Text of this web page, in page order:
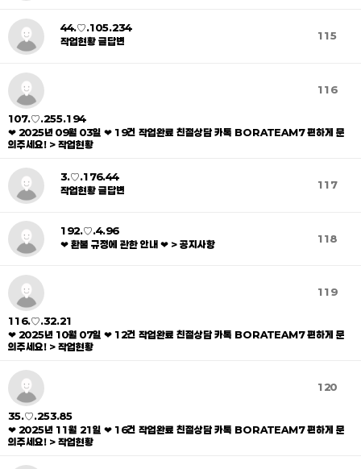
115
44.♡.105.234
작업현황 글답변
116
107.♡.255.194
❤ 2025년 09월 03일 ❤ 19건 작업완료 친절상담 카톡 BORATEAM7 편하게 문
의주세요! > 작업현황
117
3.♡.176.44
작업현황 글답변
118
192.♡.4.96
❤ 환불 규정에 관한 안내 ❤ > 공지사항
119
116.♡.32.21
❤ 2025년 10월 07일 ❤ 12건 작업완료 친절상담 카톡 BORATEAM7 편하게 문
의주세요! > 작업현황
120
35.♡.253.85
❤ 2025년 11월 21일 ❤ 16건 작업완료 친절상담 카톡 BORATEAM7 편하게 문
의주세요! > 작업현황